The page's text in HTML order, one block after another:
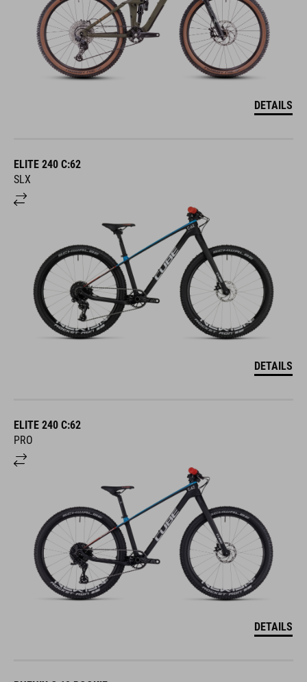
DETAILS
ELITE 240 C:62
SLX
DETAILS
ELITE 240 C:62
PRO
DETAILS